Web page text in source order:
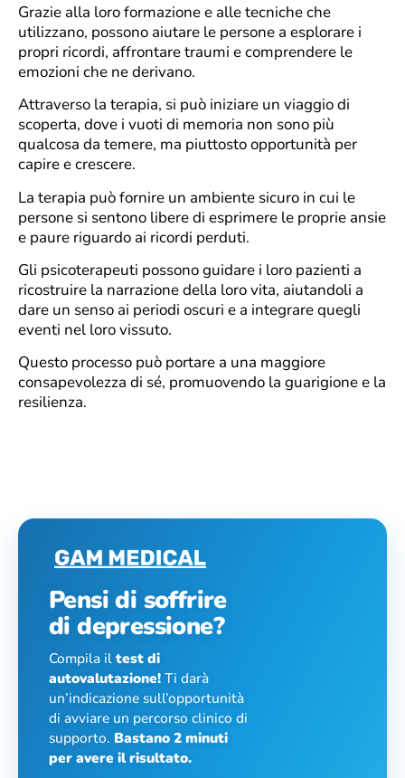
Grazie alla loro formazione e alle tecniche che
utilizzano, possono aiutare le persone a esplorare i
propri ricordi, affrontare traumi e comprendere le
emozioni che ne derivano.
Attraverso la terapia, si può iniziare un viaggio di
scoperta, dove i vuoti di memoria non sono più
qualcosa da temere, ma piuttosto opportunità per
capire e crescere.
La terapia può fornire un ambiente sicuro in cui le
persone si sentono libere di esprimere le proprie ansie
e paure riguardo ai ricordi perduti.
Gli psicoterapeuti possono guidare i loro pazienti a
ricostruire la narrazione della loro vita, aiutandoli a
dare un senso ai periodi oscuri e a integrare quegli
eventi nel loro vissuto.
Questo processo può portare a una maggiore
consapevolezza di sé, promuovendo la guarigione e la
resilienza.
Pensi di soffrire
di depressione?
Compila iltest di
autovalutazione!Ti darà
un’indicazione sull’opportunità
di avviare un percorso clinico di
supporto. Bastano 2 minuti
per avere il risultato.